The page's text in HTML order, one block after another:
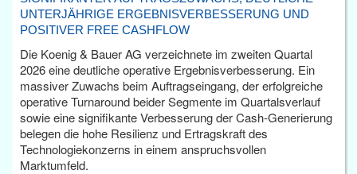
UNTERJÄHRIGE ERGEBNISVERBESSERUNG UND
POSITIVER FREE CASHFLOW
Die Koenig & Bauer AG verzeichnete im zweiten Quartal
2026 eine deutliche operative Ergebnisverbesserung. Ein
massiver Zuwachs beim Auftragseingang, der erfolgreiche
operative Turnaround beider Segmente im Quartalsverlauf
sowie eine signifikante Verbesserung der Cash-Generierung
belegen die hohe Resilienz und Ertragskraft des
Technologiekonzerns in einem anspruchsvollen
Marktumfeld.